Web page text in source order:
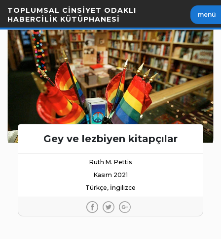
Geç
TOPLUMSAL CİNSİYET ODAKLI
HABERCİLİK KÜTÜPHANESİ
menü
Gey ve lezbiyen kitapçılar
Ruth M. Pettis
Kasım 2021
Türkçe, İngilizce